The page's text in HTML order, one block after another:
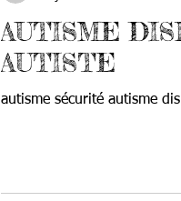
AUTISME
AUTISTE
autisme sécurité autisme